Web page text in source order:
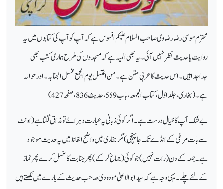
محترم موسیٰ رضا رضاوی صاحب السلام علیکم افسو س ہے کہ آپکو آپکی کتابوں میں یہ
روایت یا حدیث نظر نہیں آئی ۔ یہ بھی المیہ ہے کہ مسجدوں کی طرح ہماری کتب بھی
جداجدا ہیں۔ اس حدیث کا عربی متن ہے ۔من اغتسل یوم الجمع غسل الجنابہ۔ اور حوالہ
ہے۔ (بخاری ، جلد اوّل ، کتاب الجمعہ ، باب 559، حدیث 836، صفحہ 427)
بے شک آپ کا خیال درست ہے۔ اگر کوئی زبانی یہ عبارت دہرائے تو مذاق لگتا ہے ( اونٹ
سے بات مرغی کے انڈے تک جا پہنچی) مگر بخاری میں واضح الفاظ میں یہ حدیث موجود
ہے۔ جمعہ کے دن ( رات نہیں) جو کوئی ( جماع کرکے ) پھر جنابتکا غسل کرے پھر نماز
کے لئے چلے۔ یہی وجہ ہے کہ سید ابوالاعلیٰ مودودیصاحب حدیث کے بارے میں لکھتے ہیں